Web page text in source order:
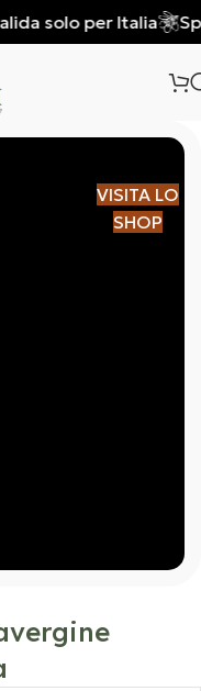
per Italia
VISITA LO
SHOP